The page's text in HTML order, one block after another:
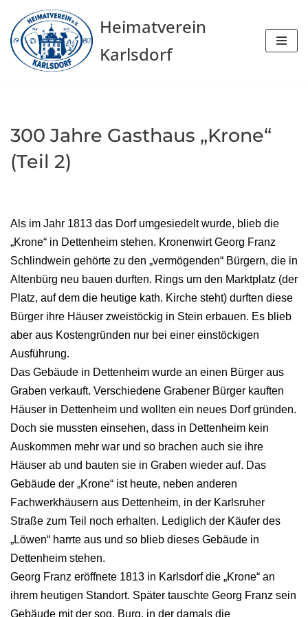
Zum
Inhalt
springen
Heimatverein
Karlsdorf
300 Jahre Gasthaus „Krone“
(Teil 2)
Als im Jahr 1813 das Dorf umgesiedelt wurde, blieb die
„Krone“ in Dettenheim stehen. Kronenwirt Georg Franz
Schlindwein gehörte zu den „vermögenden“ Bürgern, die in
Altenbürg neu bauen durften. Rings um den Marktplatz (der
Platz, auf dem die heutige kath. Kirche steht) durften diese
Bürger ihre Häuser zweistöckig in Stein erbauen. Es blieb
aber aus Kostengründen nur bei einer einstöckigen
Ausführung.
Das Gebäude in Dettenheim wurde an einen Bürger aus
Graben verkauft. Verschiedene Grabener Bürger kauften
Häuser in Dettenheim und wollten ein neues Dorf gründen.
Doch sie mussten einsehen, dass in Dettenheim kein
Auskommen mehr war und so brachen auch sie ihre
Häuser ab und bauten sie in Graben wieder auf. Das
Gebäude der „Krone“ ist heute, neben anderen
Fachwerkhäusern aus Dettenheim, in der Karlsruher
Straße zum Teil noch erhalten. Lediglich der Käufer des
„Löwen“ harrte aus und so blieb dieses Gebäude in
Dettenheim stehen.
Georg Franz eröffnete 1813 in Karlsdorf die „Krone“ an
ihrem heutigen Standort. Später tauschte Georg Franz sein
Gebäude mit der sog. Burg, in der damals die